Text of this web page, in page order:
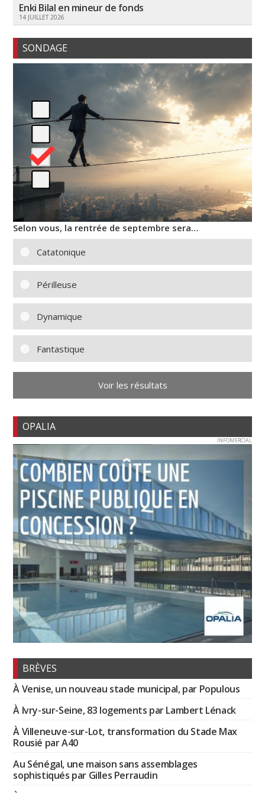
Enki Bilal en mineur de fonds
14 JUILLET 2026
SONDAGE
Selon vous, la rentrée de septembre sera…
Catatonique
Périlleuse
Dynamique
Fantastique
Voir les résultats
OPALIA
INFOMERCIAL
BRÈVES
À Venise, un nouveau stade municipal, par Populous
À Ivry-sur-Seine, 83 logements par Lambert Lénack
À Villeneuve-sur-Lot, transformation du Stade Max
Rousié par A40
Au Sénégal, une maison sans assemblages
sophistiqués par Gilles Perraudin